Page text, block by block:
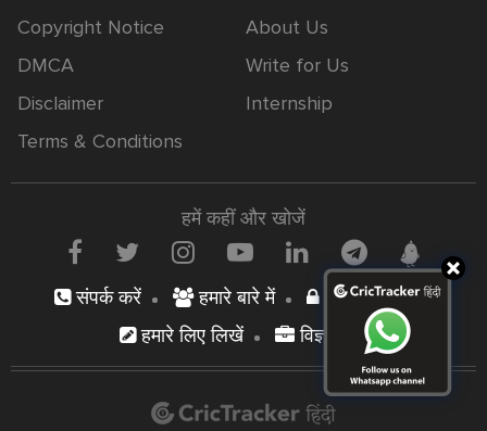
Copyright Notice
DMCA
Disclaimer
Terms & Conditions
About Us
Write for Us
Internship
हमें कहीं और खोजें
संपर्क करें हमारे बारे में
निजता नीति
हमारे लिए लिखें
विज्ञापन दें